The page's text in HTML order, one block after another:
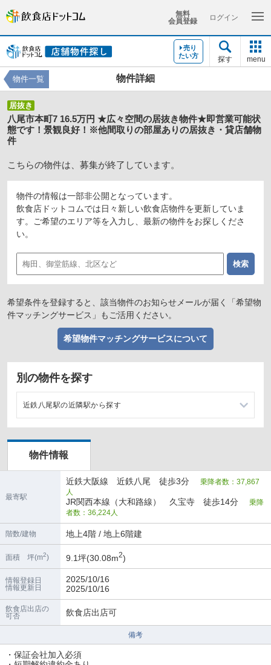
無料
会員登録
ログイン
売り
たい方
探す menu
物件詳細
物件一覧
居抜き
八尾市本町7 16.5万円 ★広々空間の居抜き物件★即営業可能状
態です！景観良好！※他間取りの部屋ありの居抜き・貸店舗物
件
こちらの物件は、募集が終了しています。
物件の情報は一部非公開となっています。
飲食店ドットコムでは日々新しい飲食店物件を更新していま
す。ご希望のエリア等を入力し、最新の物件をお探しくださ
い。
希望条件を登録すると、該当物件のお知らせメールが届く「希望物
件マッチングサービス」もご活用ください。
希望物件マッチングサービスについて
別の物件を探す
近鉄八尾駅の近隣駅から探す
久宝寺口駅の店舗物件・貸店舗・テナント一覧
高安駅の店舗物件・貸店舗・テナント一覧
物件情報
最寄駅
近鉄大阪線 近鉄八尾 徒歩3分 乗降者数：37,867
人
JR関西本線（大和路線） 久宝寺 徒歩14分 乗降
者数：36,224人
階数/建物 地上4階 / 地上6階建
面積 坪(m2) 9.1坪(30.08m2)
情報登録日
情報更新日
2025/10/16
2025/10/16
飲食店出店の
可否
飲食店出店可
備考
・保証会社加入必須